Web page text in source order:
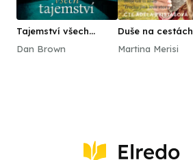
Tajemství všech
Dan Brown
Duše na cestách
Martina Merisi